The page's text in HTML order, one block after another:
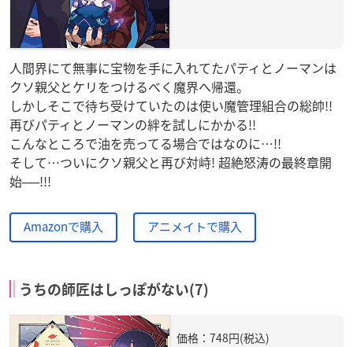
人間界にて無事に宝物を手に入れてたパティとノーマンは
クソ親父とケリをつけるべく魔界へ帰還。
しかしそこで待ち受けていたのは使い魔管理組合の総帥!!
再びパティとノーマンの絆を試しにかかる!!
こんなところで油を売ってる場合ではなのに…!!
そして…ついにクソ親父と再び対峙! 超絶怒涛の最終章開
始──!!!
Amazonで購入 アニメイトで購入
うちの師匠はしっぽがない(7)
価格：748円(税込)